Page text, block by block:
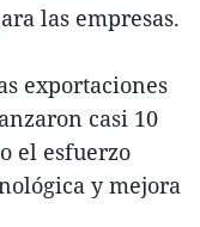
las empresas.
exportaciones
casi 10
el esfuerzo
y mejora